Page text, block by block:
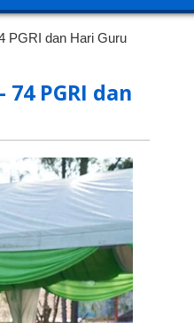
PGRI dan Hari Guru
PGRI dan